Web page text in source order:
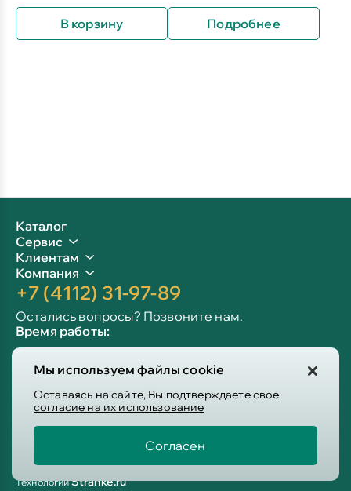
Мы используем файлы cookie
Оставаясь на сайте, Вы подтверждаете свое
согласие на их использование
Согласен
В корзину Подробнее
Каталог
Сервис
Клиентам
Компания
+7 (4112) 31-97-89
Остались вопросы? Позвоните нам.
Время работы:
Сб-вс: 10:00 - 19:00
Info@victoria-mebel.ru
Пользовательское соглашение
ТехнологииStranke.ru